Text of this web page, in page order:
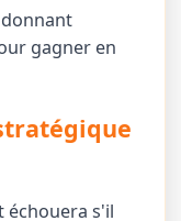
gagner en
échouera s'il